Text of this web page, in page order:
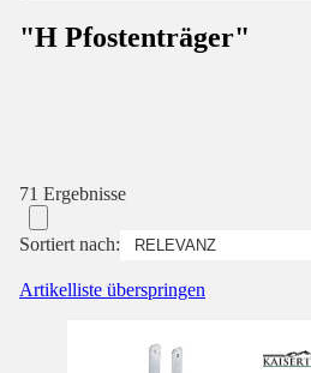
"H Pfostenträger"
71 Ergebnisse
Sortiert nach:
Artikelliste überspringen